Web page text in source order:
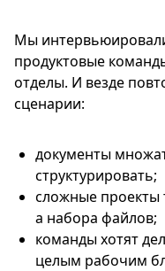
Мы
продуктовые
отделы. И везде
сценарии:
документы
структурировать;
сложные проекты
а набора файлов;
команды хотят
целым рабочим